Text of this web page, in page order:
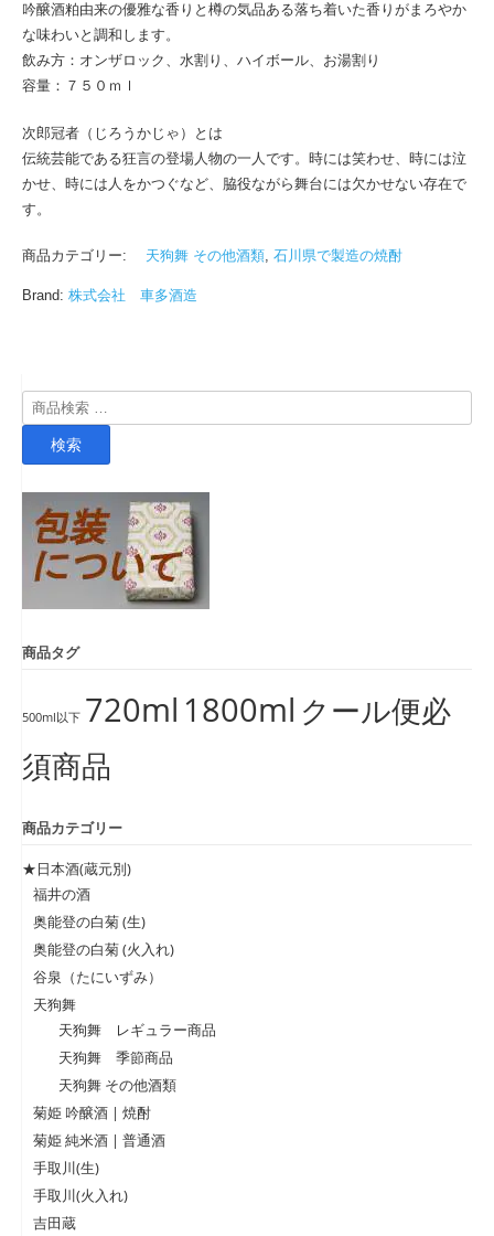
吟醸酒粕由来の優雅な香りと樽の気品ある落ち着いた香りがまろやか
な味わいと調和します。
飲み方：オンザロック、水割り、ハイボール、お湯割り
容量：７５０ｍｌ
次郎冠者（じろうかじゃ）とは
伝統芸能である狂言の登場人物の一人です。時には笑わせ、時には泣
かせ、時には人をかつぐなど、脇役ながら舞台には欠かせない存在で
す。
商品カテゴリー: 天狗舞 その他酒類, 石川県で製造の焼酎
Brand: 株式会社 車多酒造
検
索
検索
商品タグ
500ml以下 720ml 1800ml クール便必
須商品
商品カテゴリー
★日本酒(蔵元別)
福井の酒
奥能登の白菊 (生)
奥能登の白菊 (火入れ)
谷泉（たにいずみ）
天狗舞
天狗舞 レギュラー商品
天狗舞 季節商品
天狗舞 その他酒類
菊姫 吟醸酒 | 焼酎
菊姫 純米酒 | 普通酒
手取川(生)
手取川(火入れ)
吉田蔵